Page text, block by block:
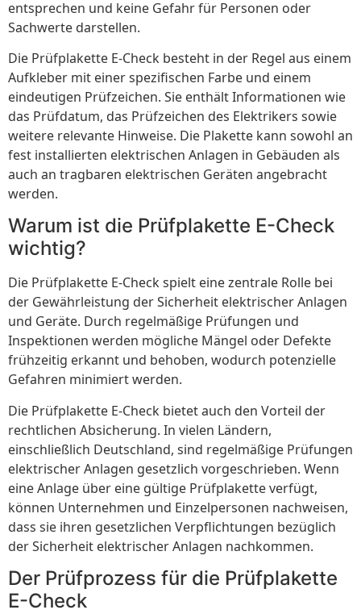
entsprechen und keine Gefahr für Personen oder
Sachwerte darstellen.
Die Prüfplakette E-Check besteht in der Regel aus einem
Aufkleber mit einer spezifischen Farbe und einem
eindeutigen Prüfzeichen. Sie enthält Informationen wie
das Prüfdatum, das Prüfzeichen des Elektrikers sowie
weitere relevante Hinweise. Die Plakette kann sowohl an
fest installierten elektrischen Anlagen in Gebäuden als
auch an tragbaren elektrischen Geräten angebracht
werden.
Warum ist die Prüfplakette E-Check
wichtig?
Die Prüfplakette E-Check spielt eine zentrale Rolle bei
der Gewährleistung der Sicherheit elektrischer Anlagen
und Geräte. Durch regelmäßige Prüfungen und
Inspektionen werden mögliche Mängel oder Defekte
frühzeitig erkannt und behoben, wodurch potenzielle
Gefahren minimiert werden.
Die Prüfplakette E-Check bietet auch den Vorteil der
rechtlichen Absicherung. In vielen Ländern,
einschließlich Deutschland, sind regelmäßige Prüfungen
elektrischer Anlagen gesetzlich vorgeschrieben. Wenn
eine Anlage über eine gültige Prüfplakette verfügt,
können Unternehmen und Einzelpersonen nachweisen,
dass sie ihren gesetzlichen Verpflichtungen bezüglich
der Sicherheit elektrischer Anlagen nachkommen.
Der Prüfprozess für die Prüfplakette
E-Check